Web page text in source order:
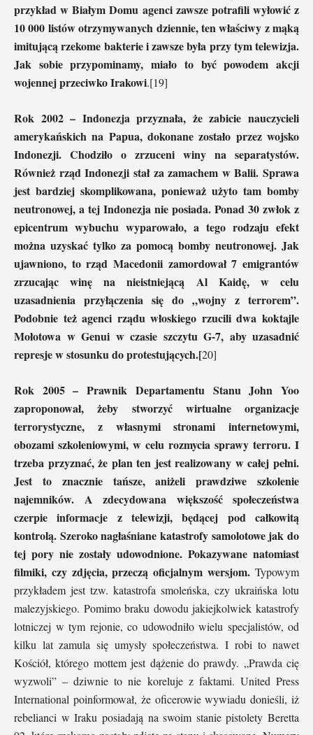
przykład w Białym Domu agenci zawsze potrafili wyłowić z
10 000 listów otrzymywanych dziennie, ten właściwy z mąką
imitującą rzekome bakterie i zawsze była przy tym telewizja.
Jak sobie przypominamy, miało to być powodem akcji
wojennej przeciwko Irakowi.[19]
Rok 2002 – Indonezja przyznała, że zabicie nauczycieli
amerykańskich na Papua, dokonane zostało przez wojsko
Indonezji. Chodziło o zrzuceni winy na separatystów.
Również rząd Indonezji stał za zamachem w Balii. Sprawa
jest bardziej skomplikowana, ponieważ użyto tam bomby
neutronowej, a tej Indonezja nie posiada. Ponad 30 zwłok z
epicentrum wybuchu wyparowało, a tego rodzaju efekt
można uzyskać tylko za pomocą bomby neutronowej. Jak
ujawniono, to rząd Macedonii zamordował 7 emigrantów
zrzucając winę na nieistniejącą Al Kaidę, w celu
uzasadnienia przyłączenia się do „wojny z terrorem”.
Podobnie też agenci rządu włoskiego rzucili dwa koktajle
Mołotowa w Genui w czasie szczytu G-7, aby uzasadnić
represje w stosunku do protestujących.[20]
Rok 2005 – Prawnik Departamentu Stanu John Yoo
zaproponował, żeby stworzyć wirtualne organizacje
terrorystyczne, z własnymi stronami internetowymi,
obozami szkoleniowymi, w celu rozmycia sprawy terroru. I
trzeba przyznać, że plan ten jest realizowany w całej pełni.
Jest to znacznie tańsze, aniżeli prawdziwe szkolenie
najemników. A zdecydowana większość społeczeństwa
czerpie informacje z telewizji, będącej pod całkowitą
kontrolą. Szeroko nagłaśniane katastrofy samolotowe jak do
tej pory nie zostały udowodnione. Pokazywane natomiast
filmiki, czy zdjęcia, przeczą oficjalnym wersjom. Typowym
przykładem jest tzw. katastrofa smoleńska, czy ukraińska lotu
malezyjskiego. Pomimo braku dowodu jakiejkolwiek katastrofy
lotniczej w tym rejonie, co udowodniło wielu specjalistów, od
kilku lat zamula się umysły społeczeństwa. I robi to nawet
Kościół, którego mottem jest dążenie do prawdy. „Prawda cię
wyzwoli” – dziwnie to nie koreluje z faktami. United Press
International poinformował, że oficerowie wywiadu donieśli, iż
rebelianci w Iraku posiadają na swoim stanie pistolety Beretta